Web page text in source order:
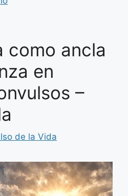
como ancla
en
–
de la Vida